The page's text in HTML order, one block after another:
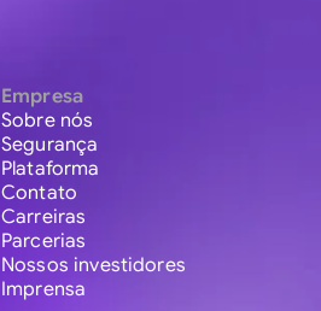
Empresa
Sobre nós
Segurança
Plataforma
Contato
Carreiras
Parcerias
Nossos investidores
Imprensa